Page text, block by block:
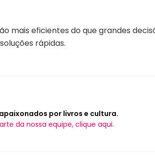
mais eficientes do que grandes
rápidas.
por livros e cultura.
da nossa equipe, clique aqui.